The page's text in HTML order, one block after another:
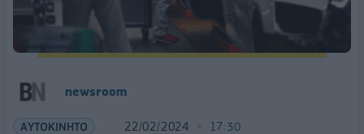
newsroom
ΑΥΤΟΚΙΝΗΤΟ 22/02/2024 17:30